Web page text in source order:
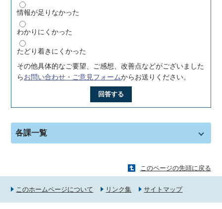
情報が足りなかった
わかりにくかった
たどり着きにくかった
その他具体的なご要望、ご感想、改善点などがございました
らお問い合わせ・ご意見フォームからお送りください。
回答する
各課一覧
このページの先頭に戻る
このホームページについて リンク集 サイトマップ